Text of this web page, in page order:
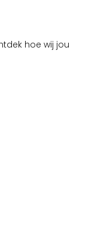
hoe wij jou